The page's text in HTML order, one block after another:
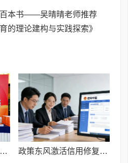
本书——吴晴晴老师推荐
的理论建构与实践探索》
共好生活全国启动大会燃情落幕, 万亿生态开启全新征程 政策东风激活信用修复市场,上海“智海信用”专业护航企业重塑商誉